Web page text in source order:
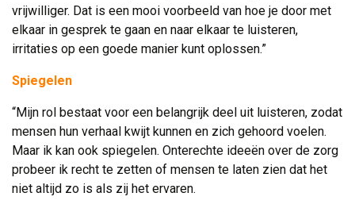
vrijwilliger. Dat is een mooi voorbeeld van hoe je door met
elkaar in gesprek te gaan en naar elkaar te luisteren,
irritaties op een goede manier kunt oplossen.”
Spiegelen
“Mijn rol bestaat voor een belangrijk deel uit luisteren, zodat
mensen hun verhaal kwijt kunnen en zich gehoord voelen.
Maar ik kan ook spiegelen. Onterechte ideeën over de zorg
probeer ik recht te zetten of mensen te laten zien dat het
niet altijd zo is als zij het ervaren.